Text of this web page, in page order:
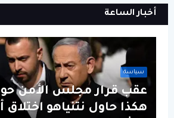
أخبار الساعة
سياسة
عقب قرار مجلس الأمن
هكذا حاول نتنياهو اختلاق